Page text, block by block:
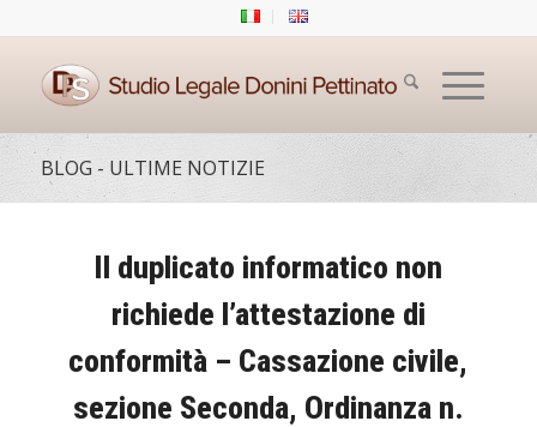
BLOG - ULTIME NOTIZIE
Il duplicato informatico non
richiede l’attestazione di
conformità – Cassazione civile,
sezione Seconda, Ordinanza n.